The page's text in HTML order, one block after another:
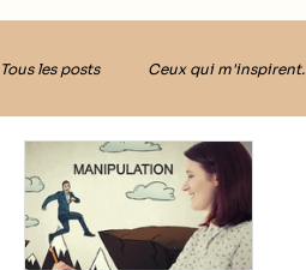
Tous les posts Ceux qui m'inspirent.
Décider avec Clarté